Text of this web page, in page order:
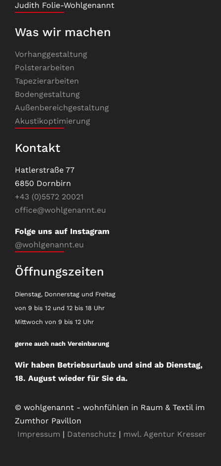
Judith Folie-Wohlgenannt
Was wir machen
Vorhanggestaltung
Polsterarbeiten
Tapezierarbeiten
Bodengestaltung
Außenbereichgestaltung
Akustikoptimierung
Kontakt
Hatlerstraße 77
6850 Dornbirn
+43 (0)5572 20021
office@wohlgenannt.eu
Folge uns auf Instagram
@wohlgenannt.eu
Öffnungszeiten
Dienstag, Donnerstag und Freitag
von 9 bis 12 und 12 bis 18 Uhr
Mittwoch von 9 bis 12 Uhr
gerne auch nach Vereinbarung
Wir haben Betriebsurlaub und sind ab Dienstag,
18. August wieder für Sie da.
© wohlgenannt - wohnfühlen in Raum & Textil im
Zumthor Pavillon
Impressum | Datenschutz | mwl. Agentur Kresser